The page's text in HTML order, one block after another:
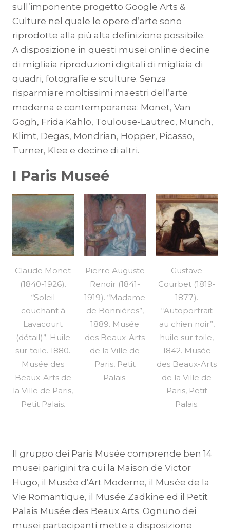
sull’imponente progetto Google Arts &
Culture nel quale le opere d’arte sono
riprodotte alla più alta definizione possibile.
A disposizione in questi musei online decine
di migliaia riproduzioni digitali di migliaia di
quadri, fotografie e sculture. Senza
risparmiare moltissimi maestri dell’arte
moderna e contemporanea: Monet, Van
Gogh, Frida Kahlo, Toulouse-Lautrec, Munch,
Klimt, Degas, Mondrian, Hopper, Picasso,
Turner, Klee e decine di altri.
I Paris Museé
Claude Monet
(1840-1926).
“Soleil
couchant à
Lavacourt
(détail)”. Huile
sur toile. 1880.
Musée des
Beaux-Arts de
la Ville de Paris,
Petit Palais.
Pierre Auguste
Renoir (1841-
1919). “Madame
de Bonnières”,
1889. Musée
des Beaux-Arts
de la Ville de
Paris, Petit
Palais.
Gustave
Courbet (1819-
1877).
“Autoportrait
au chien noir”,
huile sur toile,
1842. Musée
des Beaux-Arts
de la Ville de
Paris, Petit
Palais.
Il gruppo dei Paris Musée comprende ben 14
musei parigini tra cui la Maison de Victor
Hugo, il Musée d’Art Moderne, il Musée de la
Vie Romantique, il Musée Zadkine ed il Petit
Palais Musée des Beaux Arts. Ognuno dei
musei partecipanti mette a disposizione